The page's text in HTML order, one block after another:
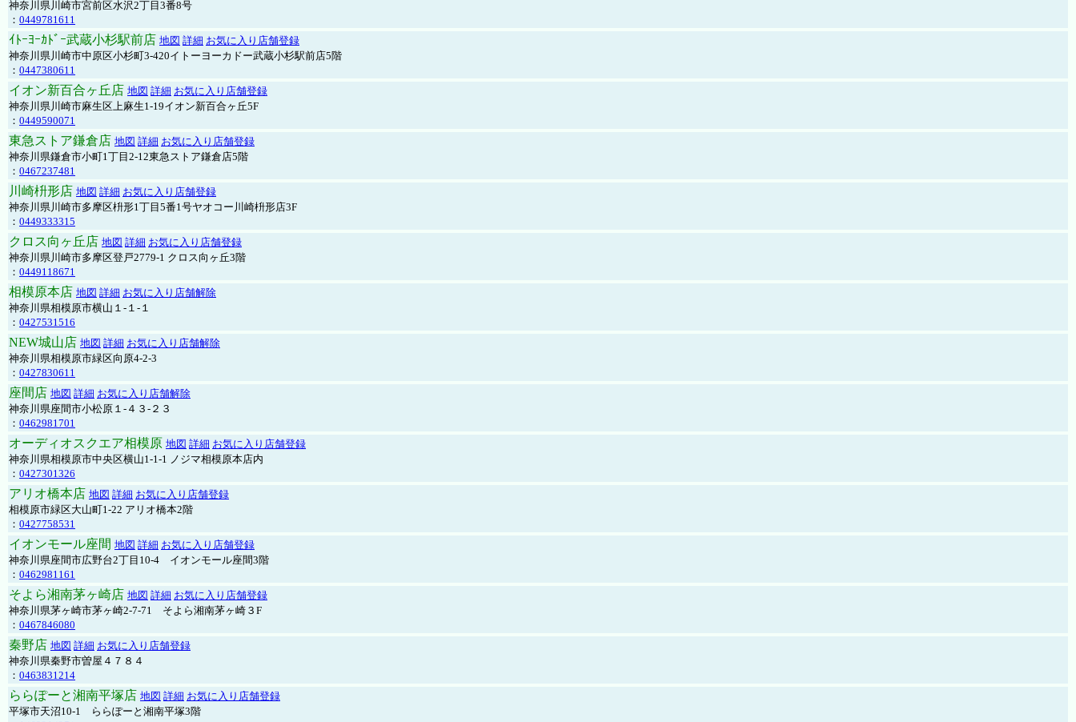
神奈川県川崎市宮前区水沢2丁目3番8号
： 0449781611
ｲﾄｰﾖｰｶﾄﾞｰ武蔵小杉駅前店 地図 詳細 お気に入り店舗登録
神奈川県川崎市中原区小杉町3-420イトーヨーカドー武蔵小杉駅前店5階
： 0447380611
イオン新百合ヶ丘店 地図 詳細 お気に入り店舗登録
神奈川県川崎市麻生区上麻生1-19イオン新百合ヶ丘5F
： 0449590071
東急ストア鎌倉店 地図 詳細 お気に入り店舗登録
神奈川県鎌倉市小町1丁目2-12東急ストア鎌倉店5階
： 0467237481
川崎枡形店 地図 詳細 お気に入り店舗登録
神奈川県川崎市多摩区枡形1丁目5番1号ヤオコー川崎枡形店3F
： 0449333315
クロス向ヶ丘店 地図 詳細 お気に入り店舗登録
神奈川県川崎市多摩区登戸2779-1 クロス向ヶ丘3階
： 0449118671
相模原本店 地図 詳細 お気に入り店舗解除
神奈川県相模原市横山１-１-１
： 0427531516
NEW城山店 地図 詳細 お気に入り店舗解除
神奈川県相模原市緑区向原4-2-3
： 0427830611
座間店 地図 詳細 お気に入り店舗解除
神奈川県座間市小松原１-４３-２３
： 0462981701
オーディオスクエア相模原 地図 詳細 お気に入り店舗登録
神奈川県相模原市中央区横山1-1-1 ノジマ相模原本店内
： 0427301326
アリオ橋本店 地図 詳細 お気に入り店舗登録
相模原市緑区大山町1-22 アリオ橋本2階
： 0427758531
イオンモール座間 地図 詳細 お気に入り店舗登録
神奈川県座間市広野台2丁目10-4 イオンモール座間3階
： 0462981161
そよら湘南茅ヶ崎店 地図 詳細 お気に入り店舗登録
神奈川県茅ヶ崎市茅ヶ崎2‐7‐71 そよら湘南茅ヶ崎３F
： 0467846080
秦野店 地図 詳細 お気に入り店舗登録
神奈川県秦野市曽屋４７８４
： 0463831214
ららぽーと湘南平塚店 地図 詳細 お気に入り店舗登録
平塚市天沼10-1 ららぽーと湘南平塚3階